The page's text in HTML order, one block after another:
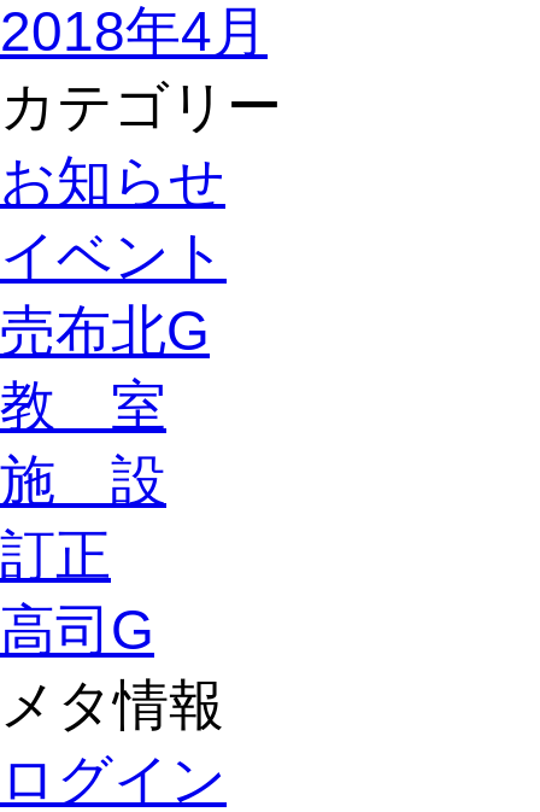
2018年4月
カテゴリー
お知らせ
イベント
売布北G
教 室
施 設
訂正
高司G
メタ情報
ログイン